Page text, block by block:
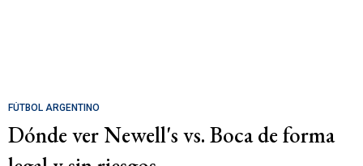
FÚTBOL ARGENTINO
Dónde ver Newell's vs. Boca de forma